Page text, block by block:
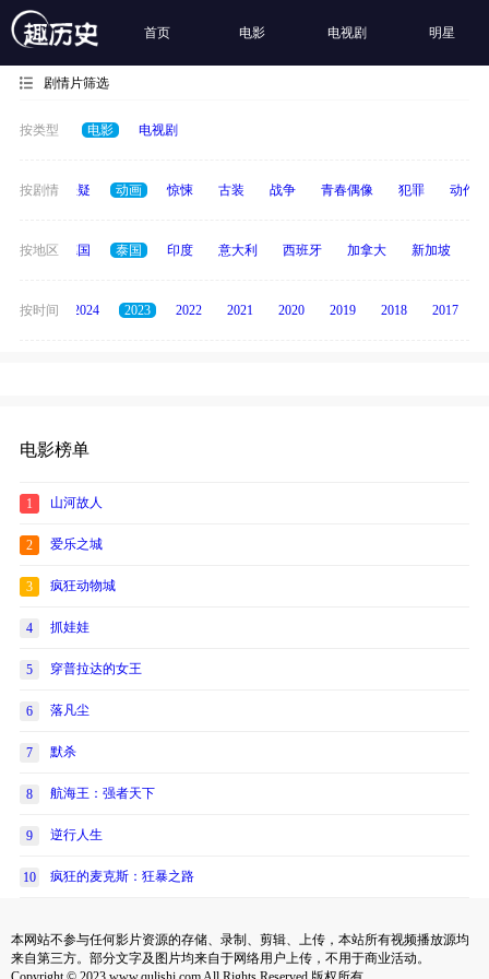
首页 电影 电视剧 明星
剧情片筛选
按类型 电影 电视剧
按剧情
家庭 悬疑 动画 惊悚 古装 战争 青春偶像 犯罪 动作
按地区
韩国 德国 泰国 印度 意大利 西班牙 加拿大 新加坡
按时间
2025 2024 2023 2022 2021 2020 2019 2018 2017
电影榜单
1 山河故人
2 爱乐之城
3 疯狂动物城
4 抓娃娃
5 穿普拉达的女王
6 落凡尘
7 默杀
8 航海王：强者天下
9 逆行人生
10 疯狂的麦克斯：狂暴之路
本网站不参与任何影片资源的存储、录制、剪辑、上传，本站所有视频播放源均
来自第三方。部分文字及图片均来自于网络用户上传，不用于商业活动。